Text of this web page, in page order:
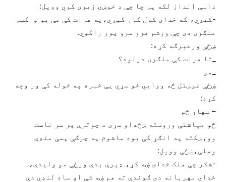
داسې انداز لکه پر چا چې د خوښۍ زيری کوي وويل:
-کيږي، که خدای کول کار کيږي،په هرات کې مې يو ډاکټر
ملګری دی چې ورشم هرو مرو پور راکوي.
ښځې ورغبرګه کړه:
_تا هرات کې ملګری درلود؟
_هو
ښځې غوښتل څه ووايي خو سړي يې خبره په خوله کې ور وچه
کړه:
– سهار ځم
څو مياشتې وروسته ښځه‌او سړی د چوترې پر سر ناست
وو،ښکته په انګړ کې يوه ماشوم په چرګې پسې منډې
وهلې،ښځې وويل:
-شکر چې هلک خدای ښه کړ، ډېرې بدې ورځې مو وليدې،
خدای مهربانه دی ګوندې ته هم ښه شې او ساه لنډي دې